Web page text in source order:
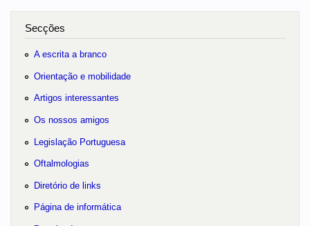
Secções
A escrita a branco
Orientação e mobilidade
Artigos interessantes
Os nossos amigos
Legislação Portuguesa
Oftalmologias
Diretório de links
Página de informática